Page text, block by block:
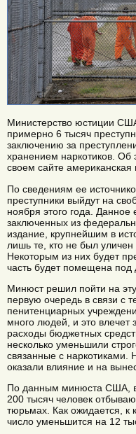
Министерство юстиции
примерно 6 тысяч
заключению за
хранением наркотиков. Об
своем сайте
По сведениям ее
преступники выйдут на
ноября этого года.
заключенных из
издание, крупнейшим в
лишь те, кто не был уличен
Некоторым из них будет
часть будет помещена под
Минюст решил пойти на
первую очередь в связи с
пенитенциарных
много людей, и это влечет
расходы бюджетных
несколько уменьшили
связанные с наркотиками.
оказали влияние и на
По данным минюста США,
200 тысяч человек
тюрьмах. Как ожидается, к
число уменьшится на 12